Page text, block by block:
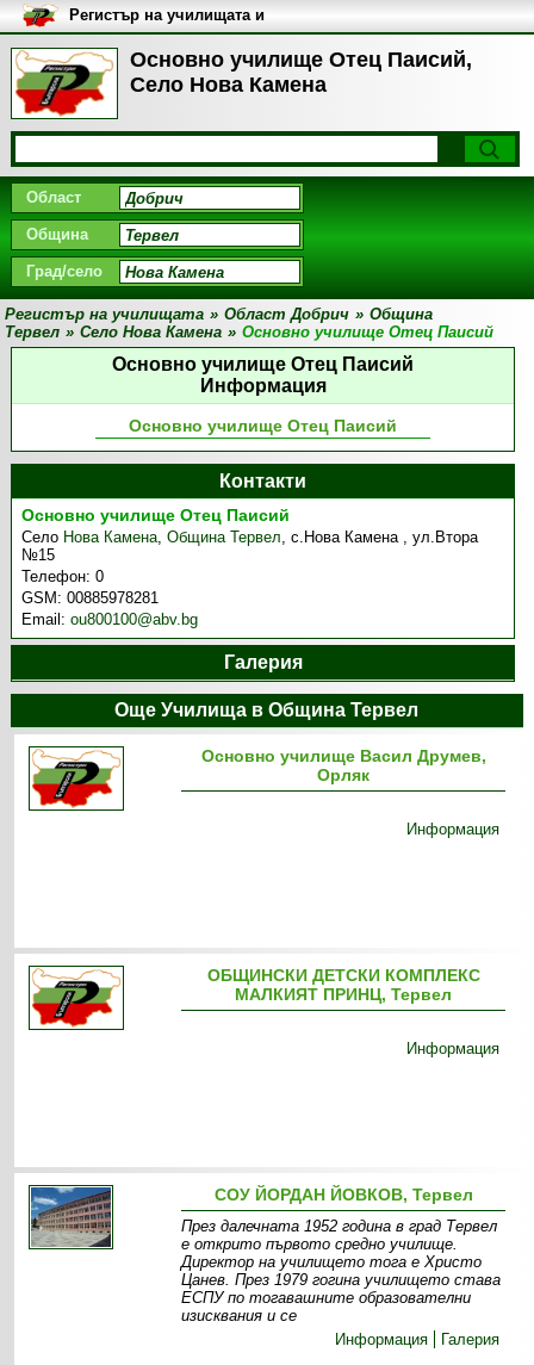
Основно училище Отец Паисий,
Село Нова Камена
Регистър на училищата и
университетите в България
Област
Община
Град/село
Регистър на училищата » Област Добрич » Община
Тервел » Село Нова Камена » Основно училище Отец Паисий
Основно училище Отец Паисий
Информация
Основно училище Отец Паисий
Контакти
Основно училище Отец Паисий
Село Нова Камена,Община Тервел,с.Нова Камена , ул.Втора
№15
Телефон:0
GSM:00885978281
Email:ou800100@abv.bg
Галерия
Още Училища в Община Тервел
Основно училище Васил Друмев,
Орляк
Информация
ОБЩИНСКИ ДЕТСКИ КОМПЛЕКС
МАЛКИЯТ ПРИНЦ, Тервел
Информация
СОУ ЙОРДАН ЙОВКОВ, Тервел
През далечната 1952 година в град Тервел
е открито първото средно училище.
Директор на училището тога е Христо
Цанев. През 1979 гогина училището става
ЕСПУ по тогавашните образователни
изисквания и се
Информация
Галерия